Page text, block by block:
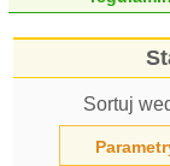
Sortuj